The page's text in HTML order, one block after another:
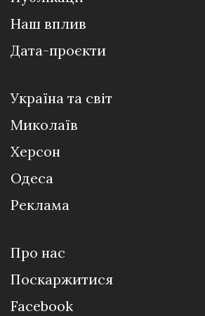
Наш вплив
Дата-проєкти
Україна та світ
Миколаїв
Херсон
Одеса
Реклама
Про нас
Поскаржитися
Facebook